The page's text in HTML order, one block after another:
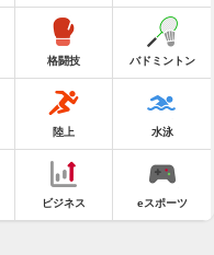
格闘技 バドミントン
陸上 水泳
ビジネス eスポーツ